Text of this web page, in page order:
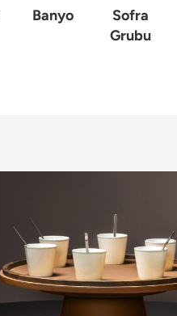
Banyo
Sofra
Grubu